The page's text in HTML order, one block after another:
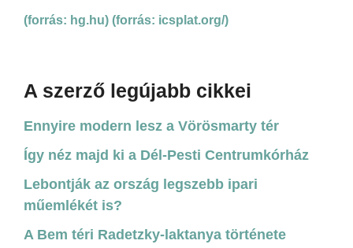
(forrás: hg.hu) (forrás: icsplat.org/)
A szerző legújabb cikkei
Ennyire modern lesz a Vörösmarty tér
Így néz majd ki a Dél-Pesti Centrumkórház
Lebontják az ország legszebb ipari
műemlékét is?
A Bem téri Radetzky-laktanya története